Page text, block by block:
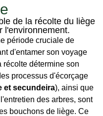
de la récolte du liège
l'environnement.
période cruciale de
d'entamer son voyage
récolte détermine son
processus d'écorçage
et secundeira), ainsi que
des arbres, sont
bouchons de liège. Ce